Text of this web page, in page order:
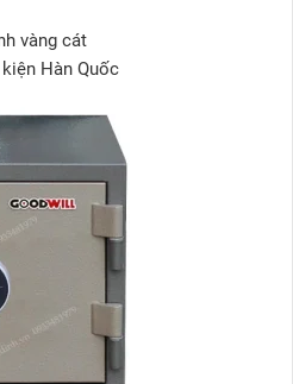
vàng cát
Hàn Quốc